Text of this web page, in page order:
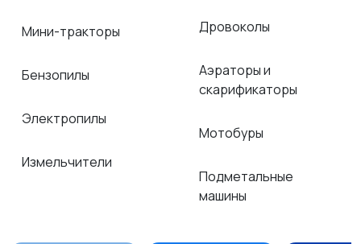
Мини-тракторы
Бензопилы
Электропилы
Измельчители
Дровоколы
Аэраторы и
скарификаторы
Мотобуры
Подметальные
машины